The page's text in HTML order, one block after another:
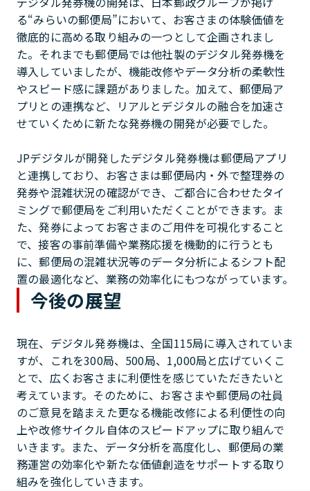
る“みらいの郵便局”において、お客さまの体験価値を
徹底的に高める取り組みの一つとして企画されまし
た。それまでも郵便局では他社製のデジタル発券機を
導入していましたが、機能改修やデータ分析の柔軟性
やスピード感に課題がありました。加えて、郵便局ア
プリとの連携など、リアルとデジタルの融合を加速さ
せていくために新たな発券機の開発が必要でした。
JPデジタルが開発したデジタル発券機は郵便局アプリ
と連携しており、お客さまは郵便局内・外で整理券の
発券や混雑状況の確認ができ、ご都合に合わせたタイ
ミングで郵便局をご利用いただくことができます。ま
た、発券によってお客さまのご用件を可視化すること
で、接客の事前準備や業務応援を機動的に行うとも
に、郵便局の混雑状況等のデータ分析によるシフト配
置の最適化など、業務の効率化にもつながっています。
今後の展望
現在、デジタル発券機は、全国115局に導入されていま
すが、これを300局、500局、1,000局と広げていくこ
とで、広くお客さまに利便性を感じていただきたいと
考えています。そのために、お客さまや郵便局の社員
のご意見を踏まえた更なる機能改修による利便性の向
上や改修サイクル自体のスピードアップに取り組んで
いきます。また、データ分析を高度化し、郵便局の業
務運営の効率化や新たな価値創造をサポートする取り
組みを強化していきます。